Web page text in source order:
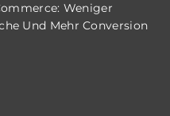
Weniger
Und Mehr Conversion